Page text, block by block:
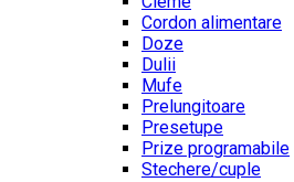
Cordon alimentare
Doze
Dulii
Mufe
Prelungitoare
Presetupe
Prize programabile
Stechere/cuple